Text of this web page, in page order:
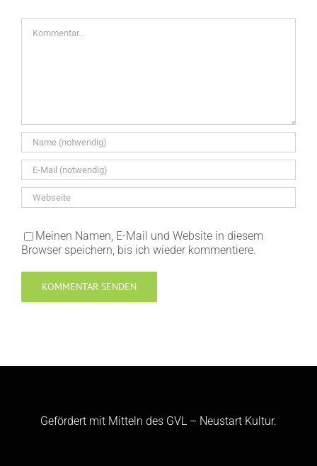
Meinen Namen, E-Mail und Website in diesem
Browser speichern, bis ich wieder kommentiere.
Gefördert mit Mitteln des GVL – Neustart Kultur.